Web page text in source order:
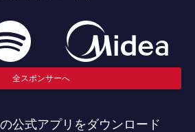
全スポンサーへ
公式アプリをダウンロード